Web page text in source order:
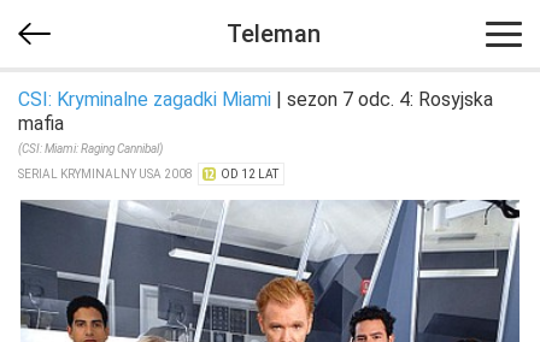
Teleman
CSI: Kryminalne zagadki Miami | sezon 7 odc. 4: Rosyjska
mafia
(CSI: Miami: Raging Cannibal)
SERIAL KRYMINALNY USA 2008
OD 12 LAT